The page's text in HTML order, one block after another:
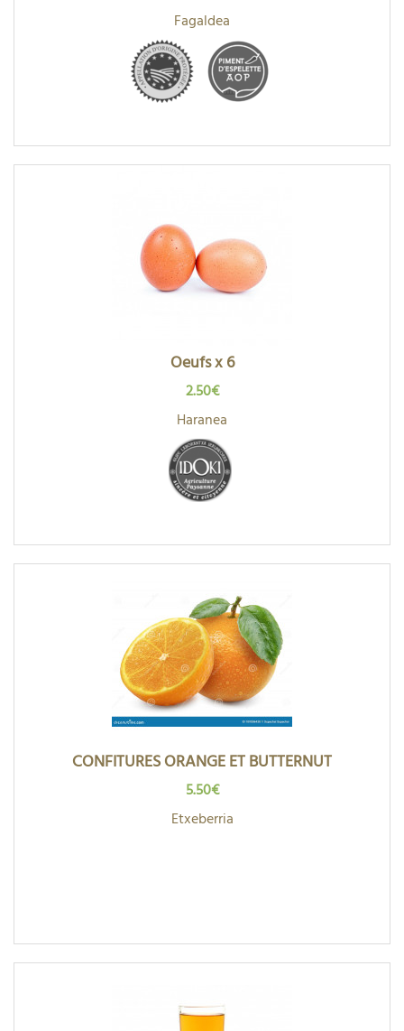
Fagaldea
Oeufs x 6
2.50€
Haranea
CONFITURES ORANGE ET BUTTERNUT
5.50€
Etxeberria